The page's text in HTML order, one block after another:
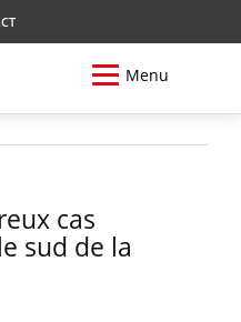
Menu
cas
sud de la